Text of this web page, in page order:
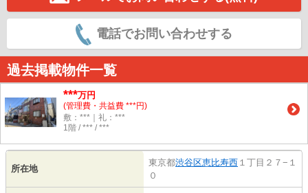
電話でお問い合わせする
過去掲載物件一覧
***万円
(管理費・共益費 ***円)
敷：***｜礼：***
1階 / *** / ***
所在地
東京都渋谷区恵比寿西 １丁目２７−１
０